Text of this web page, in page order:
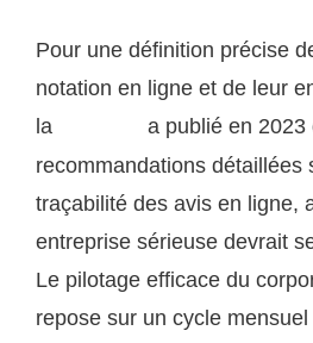
Pour une définition précise
notation en ligne et de leur
la
a publié en 2023
recommandations détaillées
traçabilité des avis en ligne,
entreprise sérieuse devrait
Le pilotage efficace du
repose sur un cycle